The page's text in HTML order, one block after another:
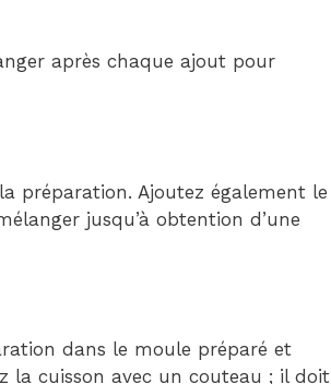
après chaque ajout pour
préparation. Ajoutez également le
jusqu’à obtention d’une
dans le moule préparé et
la cuisson avec un couteau ; il doit